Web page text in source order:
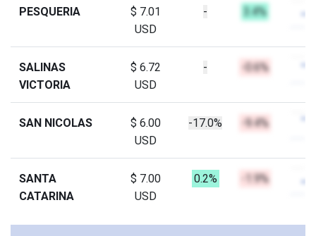
PESQUERIA
$ 7.01
USD
- 3.4%
SALINAS
VICTORIA
$ 6.72
USD
- -0.6%
SAN NICOLAS
$ 6.00
USD
-17.0% -9.4%
SANTA
CATARINA
$ 7.00
USD
0.2% -1.9%